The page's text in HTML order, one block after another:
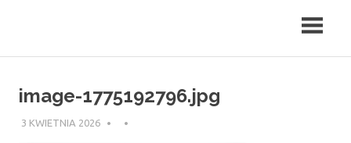
image-1775192796.jpg
3 KWIETNIA 2026